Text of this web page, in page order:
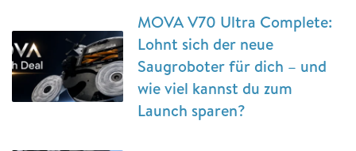
MOVA V70 Ultra Complete:
Lohnt sich der neue
Saugroboter für dich – und
wie viel kannst du zum
Launch sparen?